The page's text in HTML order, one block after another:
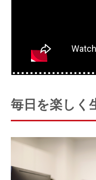
毎日を楽しく